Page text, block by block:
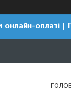
оплаті |